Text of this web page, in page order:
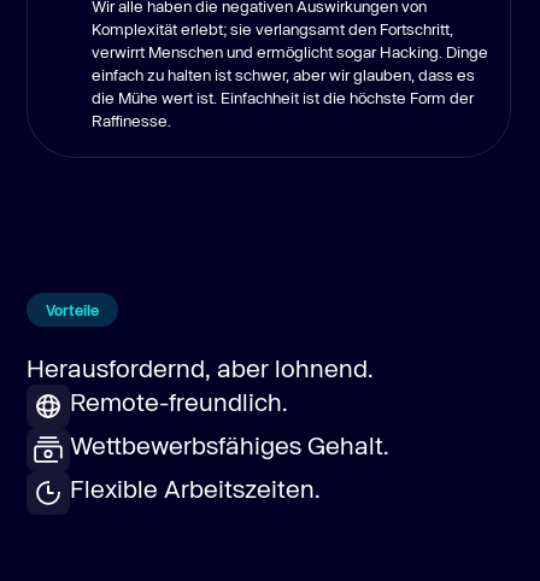
Wir alle haben die negativen Auswirkungen von
Komplexität erlebt; sie verlangsamt den Fortschritt,
verwirrt Menschen und ermöglicht sogar Hacking. Dinge
einfach zu halten ist schwer, aber wir glauben, dass es
die Mühe wert ist. Einfachheit ist die höchste Form der
Raffinesse.
Vorteile
Herausfordernd, aber lohnend.
Remote-freundlich.
Wettbewerbsfähiges Gehalt.
Flexible Arbeitszeiten.